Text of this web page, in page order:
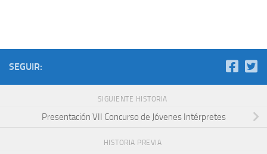
SEGUIR:
SIGUIENTE HISTORIA
Presentación VII Concurso de Jóvenes Intérpretes
HISTORIA PREVIA